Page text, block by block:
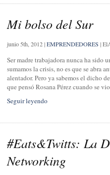
Mi bolso del Sur
junio 5th, 2012|EMPRENDEDORES |
Ser madre trabajadora nunca ha sido
sumamos la crisis, no es que se abra
alentador. Pero ya sabemos el dicho
que pensó Rosana Pérez cuando se
Seguir leyendo
#Eats&Twitts: La
Networking